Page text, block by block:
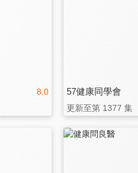
8.0 57健康同學會
更新至第 1377 集